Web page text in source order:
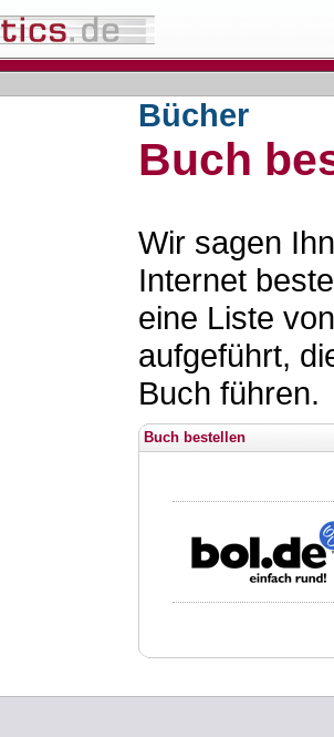
Bücher
Buch
Wir sagen
Internet
eine Liste
aufgeführt,
Buch führen.
Buch bestellen